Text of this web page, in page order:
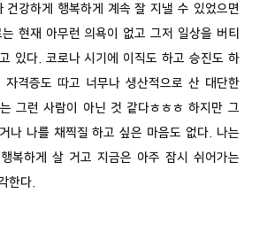
건강하게 행복하게 계속 잘 지낼 수 있었으면
현재 아무런 의욕이 없고 그저 일상을 버티
있다. 코로나 시기에 이직도 하고 승진도 하
자격증도 따고 너무나 생산적으로 산 대단한
그런 사람이 아닌 것 같다ㅎㅎㅎ 하지만 그
나 나를 채찍질 하고 싶은 마음도 없다. 나는
복하게 살 거고 지금은 아주 잠시 쉬어가는
한다.